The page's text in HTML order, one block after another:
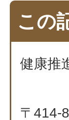
この
健康推
〒414-